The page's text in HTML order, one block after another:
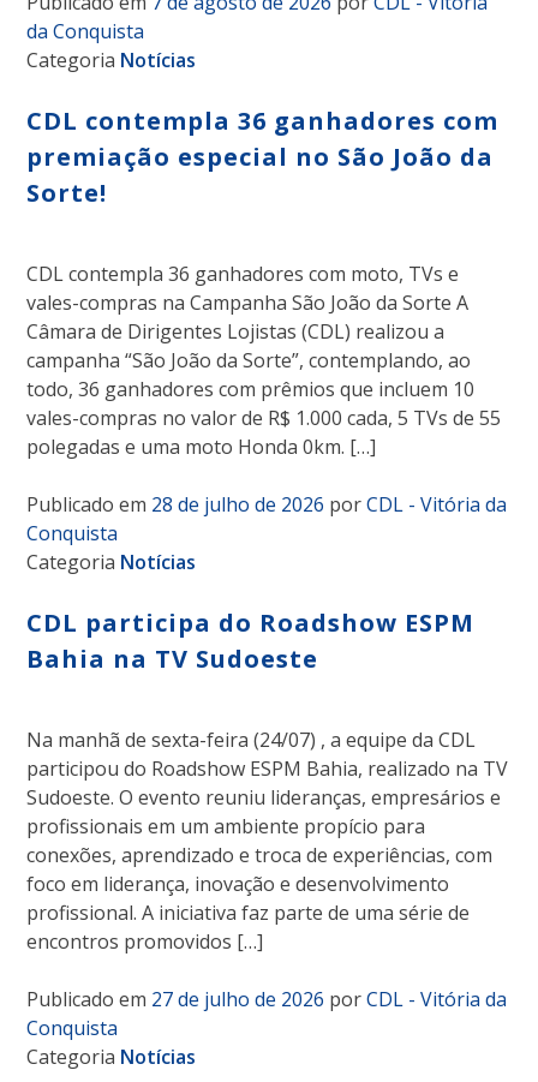
da Conquista
Categoria Notícias
CDL contempla 36 ganhadores com
premiação especial no São João da
Sorte!
CDL contempla 36 ganhadores com moto, TVs e
vales-compras na Campanha São João da Sorte A
Câmara de Dirigentes Lojistas (CDL) realizou a
campanha “São João da Sorte”, contemplando, ao
todo, 36 ganhadores com prêmios que incluem 10
vales-compras no valor de R$ 1.000 cada, 5 TVs de 55
polegadas e uma moto Honda 0km. […]
Publicado em 28 de julho de 2026 porCDL - Vitória da
Conquista
Categoria Notícias
CDL participa do Roadshow ESPM
Bahia na TV Sudoeste
Na manhã de sexta-feira (24/07) , a equipe da CDL
participou do Roadshow ESPM Bahia, realizado na TV
Sudoeste. O evento reuniu lideranças, empresários e
profissionais em um ambiente propício para
conexões, aprendizado e troca de experiências, com
foco em liderança, inovação e desenvolvimento
profissional. A iniciativa faz parte de uma série de
encontros promovidos […]
Publicado em 27 de julho de 2026 porCDL - Vitória da
Conquista
Categoria Notícias